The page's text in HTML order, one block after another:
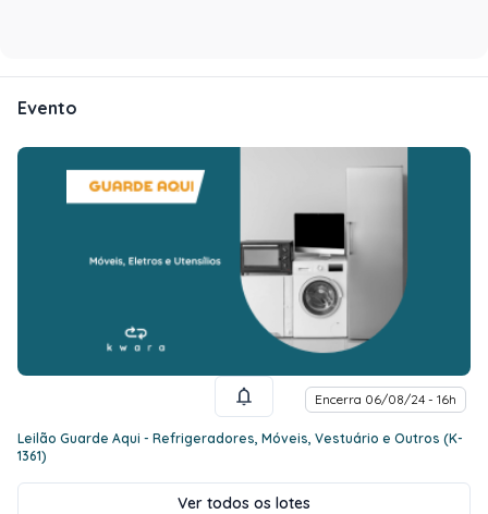
Evento
Encerra 06/08/24 - 16h
Leilão Guarde Aqui - Refrigeradores, Móveis, Vestuário e Outros (K-
1361)
Ver todos os lotes